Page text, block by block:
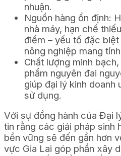
nhuận.
Nguồn hàng ổn định:
nhà máy, hạn chế
điểm – yếu tố đặc
nông nghiệp mang
Chất lượng minh
phẩm nguyên đai
giúp đại lý kinh doanh
sử dụng.
Với sự đồng hành của Đại
tin rằng các giải pháp sinh
bền vững sẽ đến gần hơn
vực Gia Lai góp phần xây